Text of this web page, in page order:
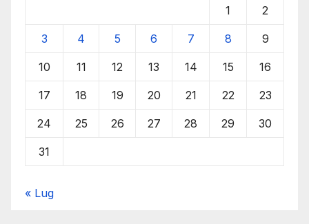
1 2
3 4 5 6 7 8 9
10 11 12 13 14 15 16
17 18 19 20 21 22 23
24 25 26 27 28 29 30
31
« Lug